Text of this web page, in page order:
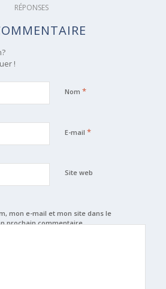
RÉPONSES
!
Nom *
E-mail *
Site web
mon e-mail et mon site dans le
prochain commentaire.